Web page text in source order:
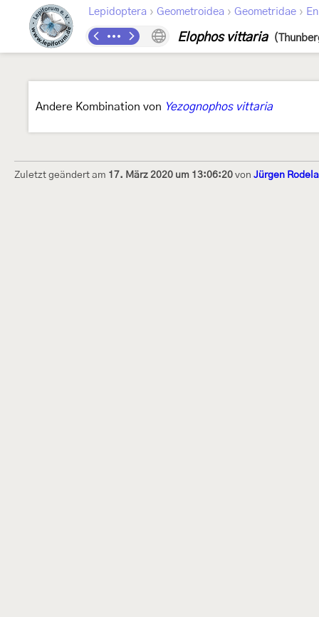
Lepidoptera › Geometroidea › Geometridae ›
Elophos vittaria
Andere Kombination von Yezognophos vittaria
Zuletzt geändert am 17. März 2020 um 13:06:20 von Jürgen